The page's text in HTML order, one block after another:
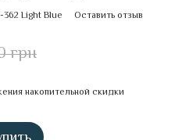
362 Light Blue Оставить отзыв
грн
накопительной скидки